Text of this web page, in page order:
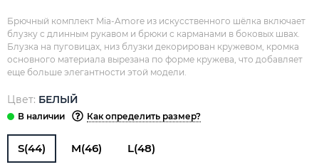
Брючный комплект Mia-Amore из искусственного шёлка включает
блузку с длинным рукавом и брюки с карманами в боковых швах.
Блузка на пуговицах, низ блузки декорирован кружевом, кромка
основного материала вырезана по форме кружева, что добавляет
еще больше элегантности этой модели.
Цвет: БЕЛЫЙ
Как определить размер?
S(44) M(46) L(48)